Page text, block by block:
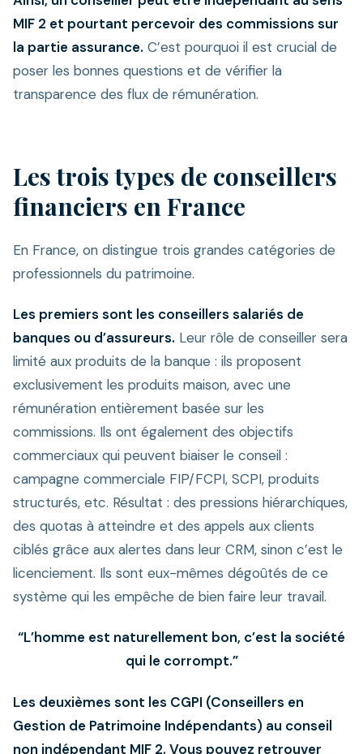
MIF 2 et pourtant percevoir des commissions sur
la partie assurance. C’est pourquoi il est crucial de
poser les bonnes questions et de vérifier la
transparence des flux de rémunération.
Les trois types de conseillers
financiers en France
En France, on distingue trois grandes catégories de
professionnels du patrimoine.
Les premiers sont les conseillers salariés de
banques ou d’assureurs. Leur rôle de conseiller sera
limité aux produits de la banque : ils proposent
exclusivement les produits maison, avec une
rémunération entièrement basée sur les
commissions. Ils ont également des objectifs
commerciaux qui peuvent biaiser le conseil :
campagne commerciale FIP/FCPI, SCPI, produits
structurés, etc. Résultat : des pressions hiérarchiques,
des quotas à atteindre et des appels aux clients
ciblés grâce aux alertes dans leur CRM, sinon c’est le
licenciement. Ils sont eux-mêmes dégoûtés de ce
système qui les empêche de bien faire leur travail.
“L’homme est naturellement bon, c’est la société
qui le corrompt.”
Les deuxièmes sont les CGPI (Conseillers en
Gestion de Patrimoine Indépendants) au conseil
non indépendant MIF 2. Vous pouvez retrouver